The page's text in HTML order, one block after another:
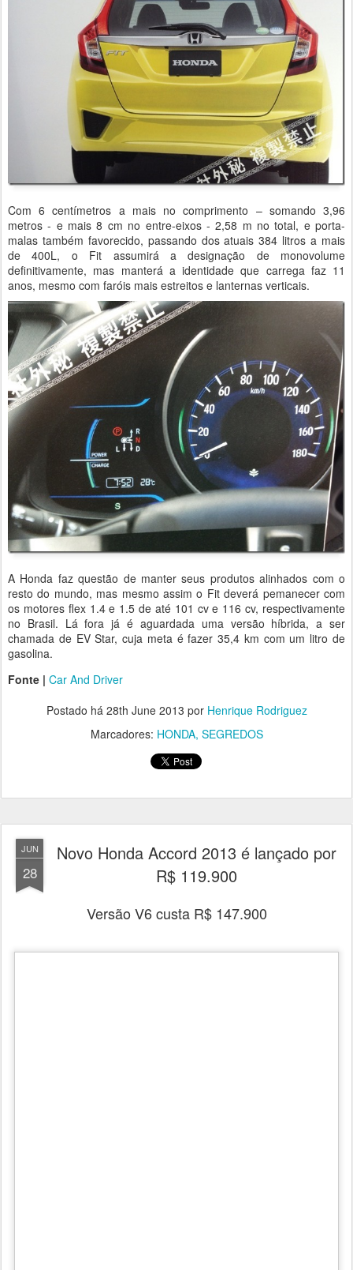
Com 6 centímetros a mais no comprimento – somando 3,96
metros - e mais 8 cm no entre-eixos - 2,58 m no total, e porta-
malas também favorecido, passando dos atuais 384 litros a mais
de 400L, o Fit assumirá a designação de monovolume
definitivamente, mas manterá a identidade que carrega faz 11
anos, mesmo com faróis mais estreitos e lanternas verticais.
A Honda faz questão de manter seus produtos alinhados com o
resto do mundo, mas mesmo assim o Fit deverá pemanecer com
os motores flex 1.4 e 1.5 de até 101 cv e 116 cv, respectivamente
no Brasil. Lá fora já é aguardada uma versão híbrida, a ser
chamada de EV Star, cuja meta é fazer 35,4 km com um litro de
gasolina.
Fonte | Car And Driver
Postado há 28th June 2013 por Henrique Rodriguez
Marcadores: HONDA SEGREDOS
JUN
28
Novo Honda Accord 2013 é lançado por
R$ 119.900
Versão V6 custa R$ 147.900